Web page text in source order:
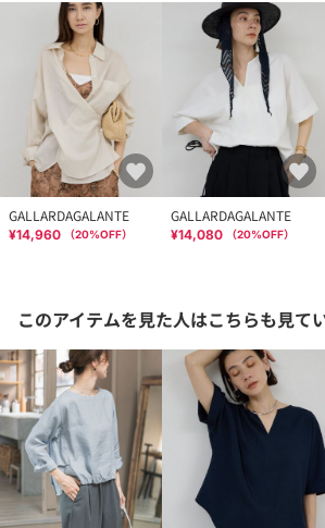
GALLARDAGALANTE
¥14,960 （20%OFF）
GALLARDAGALANTE
¥14,080 （20%OFF）